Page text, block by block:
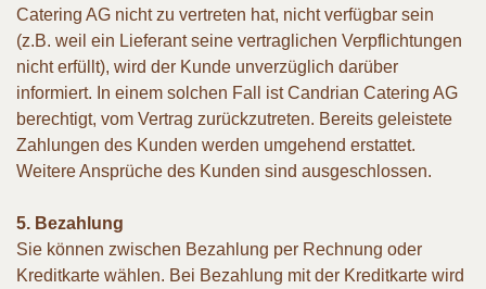
Catering AG nicht zu vertreten hat, nicht verfügbar sein
(z.B. weil ein Lieferant seine vertraglichen Verpflichtungen
nicht erfüllt), wird der Kunde unverzüglich darüber
informiert. In einem solchen Fall ist Candrian Catering AG
berechtigt, vom Vertrag zurückzutreten. Bereits geleistete
Zahlungen des Kunden werden umgehend erstattet.
Weitere Ansprüche des Kunden sind ausgeschlossen.
5. Bezahlung
Sie können zwischen Bezahlung per Rechnung oder
Kreditkarte wählen. Bei Bezahlung mit der Kreditkarte wird